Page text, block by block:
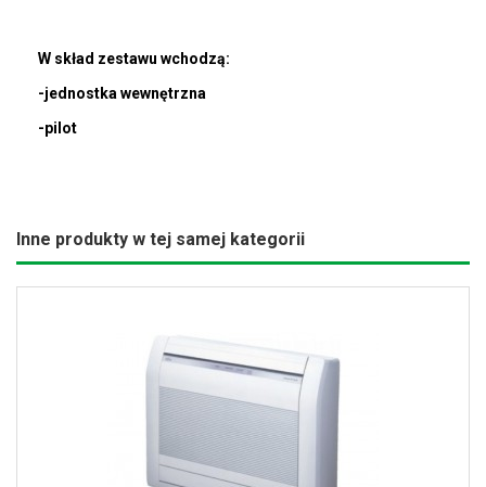
W skład zestawu wchodzą:
-jednostka wewnętrzna
-pilot
Inne produkty w tej samej kategorii